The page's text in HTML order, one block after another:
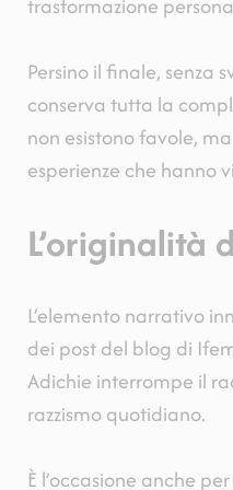
Persino il finale, senza
conserva tutta la
non esistono favole,
esperienze che hanno
L’originalità
L’elemento narrativo
dei post del blog di
Adichie interrompe il
razzismo quotidiano.
È l’occasione anche